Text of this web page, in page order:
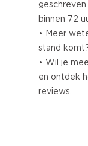
binnen 72
• Meer
stand
• Wil je
en ontdek
reviews.